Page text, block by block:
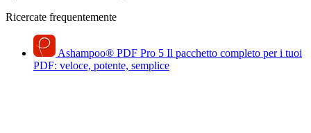
Ricercate frequentemente
Ashampoo® PDF Pro 5 Il pacchetto completo per i tuoi
PDF: veloce, potente, semplice